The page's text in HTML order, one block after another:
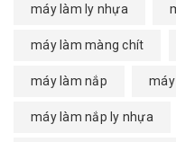
máy làm ly nhựa
máy làm màng chít
máy làm nắp
máy làm nắp ly nhựa